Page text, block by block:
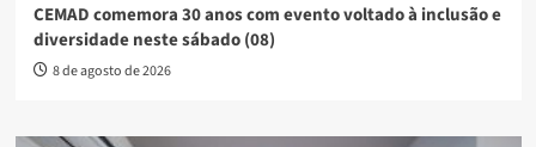
CEMAD comemora 30 anos com evento voltado à inclusão e
diversidade neste sábado (08)
8 de agosto de 2026